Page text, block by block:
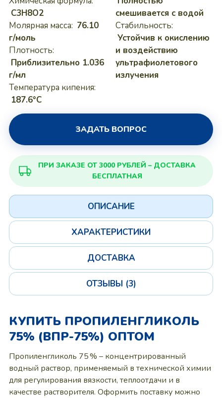
C3H8O2
Молярная масса: 76.10
г/моль
Плотность:
Приблизительно 1.036
г/мл
Температура кипения:
187.6°C
смешивается с водой
Стабильность:
Устойчив к окислению
и воздействию
ультрафиолетового
излучения
ЗАДАТЬ ВОПРОС
ПРИ ЗАКАЗЕ ОТ 3000 РУБЛЕЙ – ДОСТАВКА
БЕСПЛАТНАЯ
ОПИСАНИЕ
ХАРАКТЕРИСТИКИ
ДОСТАВКА
ОТЗЫВЫ (3)
КУПИТЬ ПРОПИЛЕНГЛИКОЛЬ
75% (ВПР-75%) ОПТОМ
Пропиленгликоль 75 % – концентрированный
водный раствор, применяемый в технической химии
для регулирования вязкости, теплоотдачи и в
качестве растворителя. Оформить поставку можно